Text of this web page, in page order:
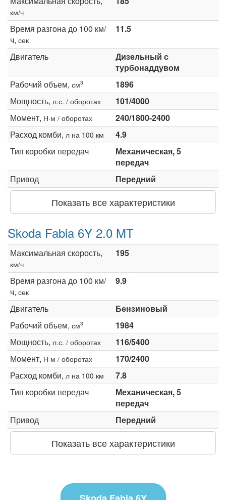
км/ч
Время разгона до 100 км/
ч, сек
11.5
Двигатель
Дизельный с
турбонаддувом
Рабочий объем, см3
1896
Мощность, л.с. / оборотах
101/4000
Момент, Н·м / оборотах
240/1800-2400
Расход комби, л на 100 км
4.9
Тип коробки передач
Механическая, 5
передач
Привод
Передний
Показать все характеристики
Skoda Fabia 6Y 2.0 MT
Максимальная скорость,
км/ч
195
Время разгона до 100 км/
ч, сек
9.9
Двигатель
Бензиновый
Рабочий объем, см3
1984
Мощность, л.с. / оборотах
116/5400
Момент, Н·м / оборотах
170/2400
Расход комби, л на 100 км
7.8
Тип коробки передач
Механическая, 5
передач
Привод
Передний
Показать все характеристики